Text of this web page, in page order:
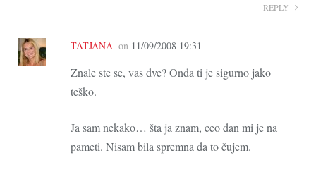
REPLY
TATJANA on 11/09/2008 19:31
Znale ste se, vas dve? Onda ti je sigurno jako
teško.
Ja sam nekako… šta ja znam, ceo dan mi je na
pameti. Nisam bila spremna da to čujem.